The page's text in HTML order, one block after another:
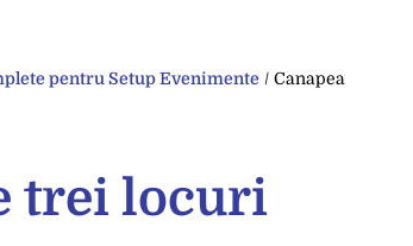
pentru Setup Evenimente / Canapea
trei locuri